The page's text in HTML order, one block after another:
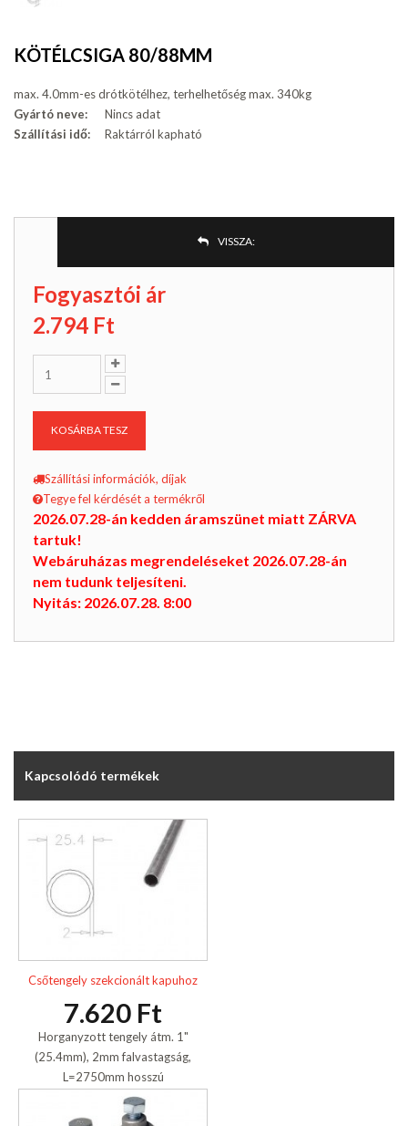
KÖTÉLCSIGA 80/88MM
max. 4.0mm-es drótkötélhez, terhelhetőség max. 340kg
Gyártó neve:
Nincs adat
Szállítási idő:
Raktárról kapható
VISSZA:
Fogyasztói ár
2.794 Ft
KOSÁRBA TESZ
Szállítási információk, díjak
Tegye fel kérdését a termékről
2026.07.28-án kedden áramszünet miatt ZÁRVA
tartuk!
Webáruházas megrendeléseket 2026.07.28-án
nem tudunk teljesíteni.
Nyitás: 2026.07.28. 8:00
Kapcsolódó termékek
Csőtengely szekcionált kapuhoz
7.620 Ft
Horganyzott tengely átm. 1"
(25.4mm), 2mm falvastagság,
L=2750mm hosszú